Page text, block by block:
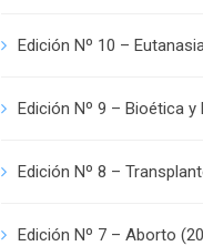
Edición Nº 10 –
Edición Nº 9 – Bioética y
Edición Nº 8 –
Edición Nº 7 – Aborto